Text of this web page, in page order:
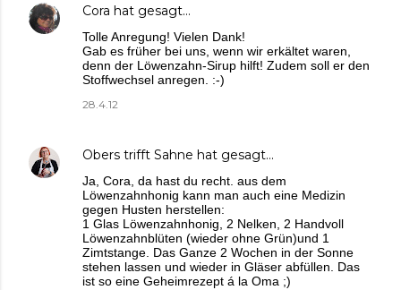
Cora hat gesagt…
Tolle Anregung! Vielen Dank!
Gab es früher bei uns, wenn wir erkältet waren,
denn der Löwenzahn-Sirup hilft! Zudem soll er den
Stoffwechsel anregen. :-)
28.4.12
Obers trifft Sahne hat gesagt…
Ja, Cora, da hast du recht. aus dem
Löwenzahnhonig kann man auch eine Medizin
gegen Husten herstellen:
1 Glas Löwenzahnhonig, 2 Nelken, 2 Handvoll
Löwenzahnblüten (wieder ohne Grün)und 1
Zimtstange. Das Ganze 2 Wochen in der Sonne
stehen lassen und wieder in Gläser abfüllen. Das
ist so eine Geheimrezept á la Oma ;)